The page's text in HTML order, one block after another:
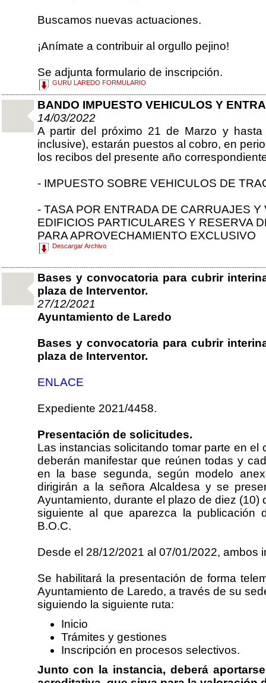
Buscamos nuevas actuaciones.
¡Anímate a contribuir al orgullo pejino!
Se adjunta formulario de inscripción.
GURU LAREDO FORMULARIO
BANDO IMPUESTO VEHICULOS Y
14/03/2022
A partir del próximo 21 de Marzo y
inclusive), estarán puestos al cobro, en
los recibos del presente año
- IMPUESTO SOBRE VEHICULOS DE
- TASA POR ENTRADA DE CARRUAJES Y
EDIFICIOS PARTICULARES Y RESERVA
PARA APROVECHAMIENTO EXCLUSIVO
Descargar Archivo
Bases y convocatoria para cubrir
plaza de Interventor.
27/12/2021
Ayuntamiento de Laredo
Bases y convocatoria para cubrir
plaza de Interventor.
ENLACE
Expediente 2021/4458.
Presentación de solicitudes.
Las instancias solicitando tomar parte en
deberán manifestar que reúnen todas y
en la base segunda, según modelo
dirigirán a la señora Alcaldesa y se
Ayuntamiento, durante el plazo de diez
siguiente al que aparezca la publicación
B.O.C.
Desde el 28/12/2021 al 07/01/2022, ambos
Se habilitará la presentación de forma
Ayuntamiento de Laredo, a través de su
siguiendo la siguiente ruta:
Inicio
Trámites y gestiones
Inscripción en procesos selectivos.
Junto con la instancia, deberá